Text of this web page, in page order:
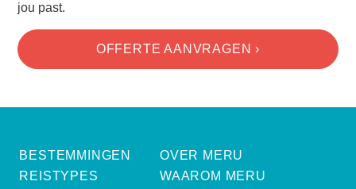
jou past.
OFFERTE AANVRAGEN ›
BESTEMMINGEN
REISTYPES
OVER MERU
WAAROM MERU